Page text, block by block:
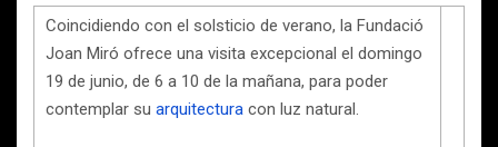
Coincidiendo con el solsticio de verano, la Fundació
Joan Miró ofrece una visita excepcional el domingo
19 de junio, de 6 a 10 de la mañana, para poder
contemplar su arquitectura con luz natural.